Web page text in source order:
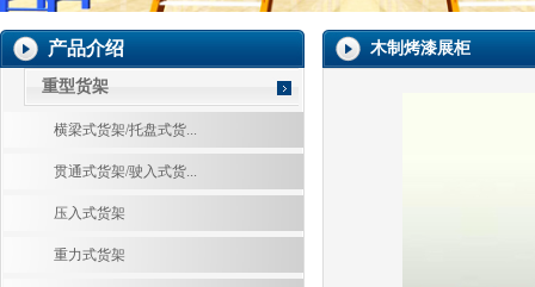
产品介绍
重型货架
横梁式货架/托盘式货...
贯通式货架/驶入式货...
压入式货架
重力式货架
木制烤漆展柜